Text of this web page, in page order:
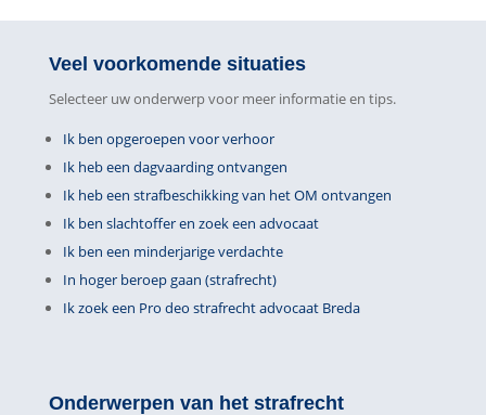
Veel voorkomende situaties
Selecteer uw onderwerp voor meer informatie en tips.
Ik ben opgeroepen voor verhoor
Ik heb een dagvaarding ontvangen
Ik heb een strafbeschikking van het OM ontvangen
Ik ben slachtoffer en zoek een advocaat
Ik ben een minderjarige verdachte
In hoger beroep gaan (strafrecht)
Ik zoek een Pro deo strafrecht advocaat Breda
Onderwerpen van het strafrecht